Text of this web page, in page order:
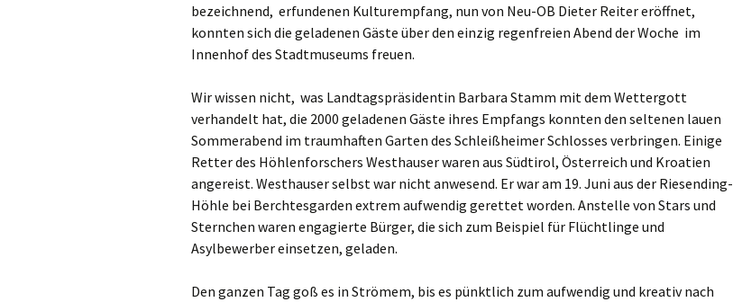
bezeichnend, erfundenen Kulturempfang, nun von Neu-OB Dieter Reiter eröffnet,
konnten sich die geladenen Gäste über den einzig regenfreien Abend der Woche im
Innenhof des Stadtmuseums freuen.
Wir wissen nicht, was Landtagspräsidentin Barbara Stamm mit dem Wettergott
verhandelt hat, die 2000 geladenen Gäste ihres Empfangs konnten den seltenen lauen
Sommerabend im traumhaften Garten des Schleißheimer Schlosses verbringen. Einige
Retter des Höhlenforschers Westhauser waren aus Südtirol, Österreich und Kroatien
angereist. Westhauser selbst war nicht anwesend. Er war am 19. Juni aus der Riesending-
Höhle bei Berchtesgarden extrem aufwendig gerettet worden. Anstelle von Stars und
Sternchen waren engagierte Bürger, die sich zum Beispiel für Flüchtlinge und
Asylbewerber einsetzen, geladen.
Den ganzen Tag goß es in Strömem, bis es pünktlich zum aufwendig und kreativ nach